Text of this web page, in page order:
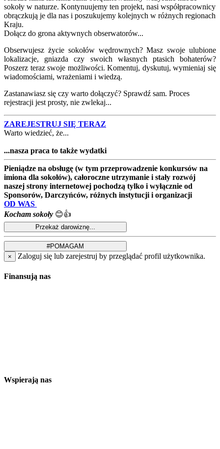
sokoły w naturze. Kontynuujemy ten projekt, nasi współpracownicy
obrączkują je dla nas i poszukujemy kolejnych w różnych regionach
Kraju.
Dołącz do grona aktywnych obserwatorów...
Obserwujesz życie sokołów wędrownych? Masz swoje ulubione
lokalizacje, gniazda czy swoich własnych ptasich bohaterów?
Poszerz teraz swoje możliwości. Komentuj, dyskutuj, wymieniaj się
wiadomościami, wrażeniami i wiedzą.
Zastanawiasz się czy warto dołączyć? Sprawdź sam. Proces
rejestracji jest prosty, nie zwlekaj...
ZAREJESTRUJ SIĘ TERAZ
Warto wiedzieć, że...
...nasza praca to także wydatki
Pieniądze na obsługę (w tym przeprowadzenie konkursów na
imiona dla sokołów), całoroczne utrzymanie i stały rozwój
naszej strony internetowej pochodzą tylko i wyłącznie od
Sponsorów, Darczyńców, różnych instytucji i organizacji
OD WAS
Kocham sokoły 😊👍
× Zaloguj się lub zarejestruj by przeglądać profil użytkownika.
Finansują nas
Wspierają nas